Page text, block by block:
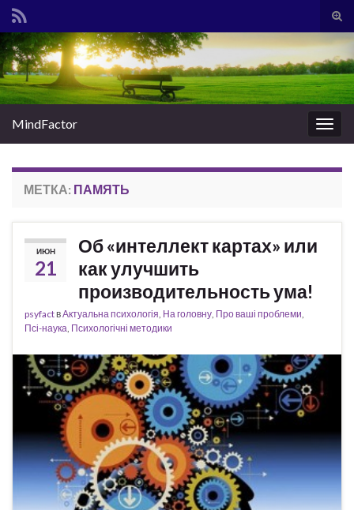
Вкл/
Search for:
Вкл/
выкл
MindFactor
МЕТКА: ПАМЯТЬ
ИЮН
21
Об «интеллект картах» или
как улучшить
производительность ума!
psyfactвАктуальна психологія На головну Про ваші проблеми
Псі-наука Психологічні методики